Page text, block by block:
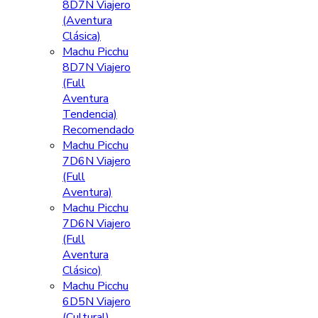
8D7N Viajero
(Aventura
Clásica)
Machu Picchu
8D7N Viajero
(Full
Aventura
Tendencia)
Recomendado
Machu Picchu
7D6N Viajero
(Full
Aventura)
Machu Picchu
7D6N Viajero
(Full
Aventura
Clásico)
Machu Picchu
6D5N Viajero